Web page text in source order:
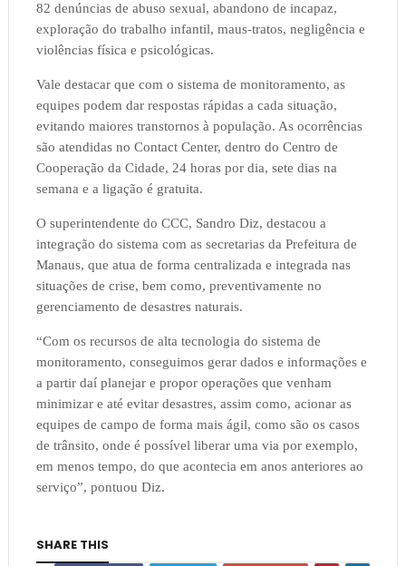
82 denúncias de abuso sexual, abandono de incapaz,
exploração do trabalho infantil, maus-tratos, negligência e
violências física e psicológicas.
Vale destacar que com o sistema de monitoramento, as
equipes podem dar respostas rápidas a cada situação,
evitando maiores transtornos à população. As ocorrências
são atendidas no Contact Center, dentro do Centro de
Cooperação da Cidade, 24 horas por dia, sete dias na
semana e a ligação é gratuita.
O superintendente do CCC, Sandro Diz, destacou a
integração do sistema com as secretarias da Prefeitura de
Manaus, que atua de forma centralizada e integrada nas
situações de crise, bem como, preventivamente no
gerenciamento de desastres naturais.
“Com os recursos de alta tecnologia do sistema de
monitoramento, conseguimos gerar dados e informações e
a partir daí planejar e propor operações que venham
minimizar e até evitar desastres, assim como, acionar as
equipes de campo de forma mais ágil, como são os casos
de trânsito, onde é possível liberar uma via por exemplo,
em menos tempo, do que acontecia em anos anteriores ao
serviço”, pontuou Diz.
SHARE THIS